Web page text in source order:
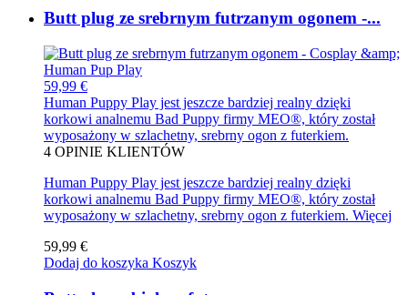
Butt plug ze srebrnym futrzanym ogonem -...
59,99 €
Human Puppy Play jest jeszcze bardziej realny dzięki
korkowi analnemu Bad Puppy firmy MEO®, który został
wyposażony w szlachetny, srebrny ogon z futerkiem.
4 OPINIE KLIENTÓW
Human Puppy Play jest jeszcze bardziej realny dzięki
korkowi analnemu Bad Puppy firmy MEO®, który został
wyposażony w szlachetny, srebrny ogon z futerkiem. Więcej
59,99 €
Dodaj do koszyka Koszyk